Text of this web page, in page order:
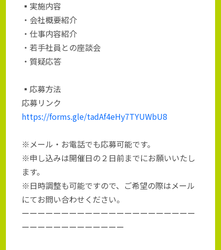
▪️実施内容
・会社概要紹介
・仕事内容紹介
・若手社員との座談会
・質疑応答
▪️応募方法
応募リンク
https://forms.gle/tadAf4eHy7TYUWbU8
※メール・お電話でも応募可能です。
※申し込みは開催日の２日前までにお願いいたし
ます。
※日時調整も可能ですので、ご希望の際はメール
にてお問い合わせください。
ーーーーーーーーーーーーーーーーーーーーーー
ーーーーーーーーーーーーー